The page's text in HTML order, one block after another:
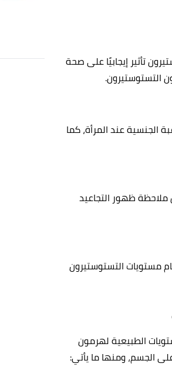
أن لهرمون التستوستيرون تأثير إيجابيًا على صحة
التستوستيرون.
الجنسية عند المرأة، كما
ظهور التجاعيد
مستويات التستوستيرون
الطبيعية لهرمون
الجسم، ومنها ما يأتي: